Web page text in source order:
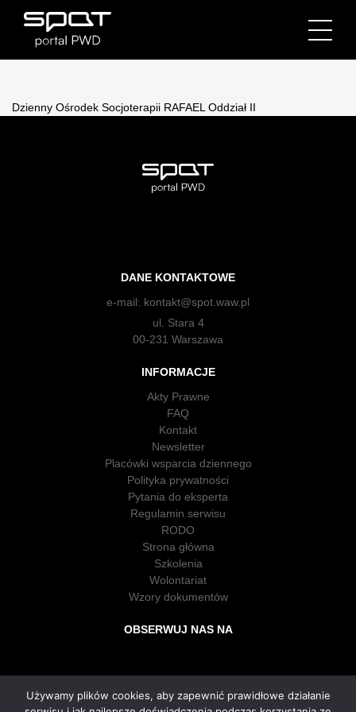
Dzienny Ośrodek Socjoterapii RAFAEL Oddział II
DANE KONTAKTOWE
e-mail: kontakt@spot.waw.pl
ul. Stara 4
00-231 Warszawa
INFORMACJE
Akty Prawne
FAQ
Kontakt
Newsletter
Placówki wsparcia dziennego
Polityka prywatności
Pytania do eksperta
Regulamin serwisu
RODO
Strona główna
Szkolenia
Wolontariat
Wzory dokumentów
OBSERWUJ NAS NA
Używamy plików cookies, aby zapewnić prawidłowe działanie